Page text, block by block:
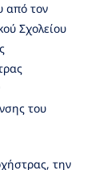
από τον
Σχολείου
του
την